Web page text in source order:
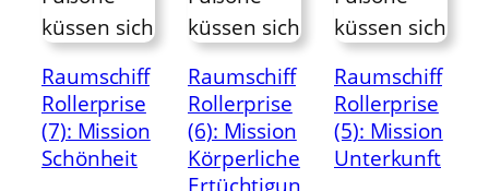
Raumschiff
Rollerprise
(7): Mission
Schönheit
Raumschiff
Rollerprise
(6): Mission
Körperliche
Ertüchtigun
Raumschiff
Rollerprise
(5): Mission
Unterkunft